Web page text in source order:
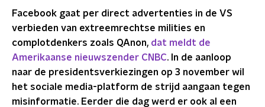
Facebook gaat per direct advertenties in de VS
verbieden van extreemrechtse milities en
complotdenkers zoals QAnon, dat meldt de
Amerikaanse nieuwszender CNBC. In de aanloop
naar de presidentsverkiezingen op 3 november wil
het sociale media-platform de strijd aangaan tegen
misinformatie. Eerder die dag werd er ook al een